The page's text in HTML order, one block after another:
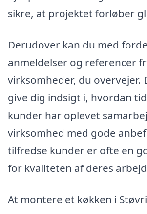
sikre, at projektet forløber
Derudover kan du med
anmeldelser og referencer
virksomheder, du overvejer.
give dig indsigt i, hvordan
kunder har oplevet
virksomhed med gode
tilfredse kunder er ofte en
for kvaliteten af deres
At montere et køkken i